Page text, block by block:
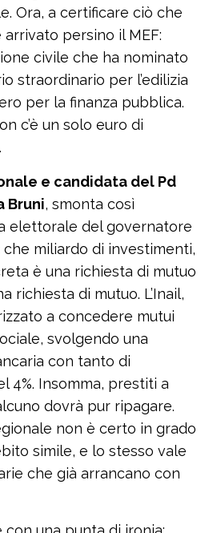
Ora, a certificare ciò che
persino il MEF:
civile che ha nominato
straordinario per l’edilizia
per la finanza pubblica.
c’è un solo euro di
e candidata del Pd
Bruni, smonta così
elettorale del governatore
miliardo di investimenti,
è una richiesta di mutuo
richiesta di mutuo. L’Inail,
a concedere mutui
svolgendo una
con tanto di
4%. Insomma, prestiti a
dovrà pur ripagare.
non è certo in grado
simile, e lo stesso vale
che già arrancano con